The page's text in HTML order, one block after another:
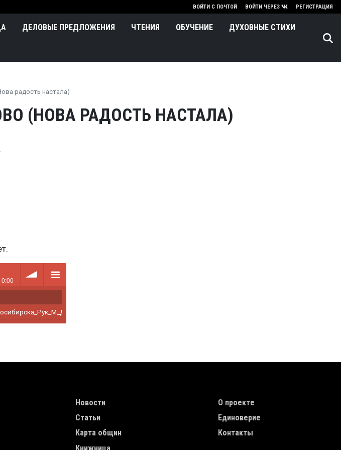
ВОЙТИ С ПОЧТОЙ ВОЙТИ ЧЕРЕЗ РЕГИСТРАЦИЯ
ДЕЛОВЫЕ ПРЕДЛОЖЕНИЯ ЧТЕНИЯ ОБУЧЕНИЕ ДУХОВНЫЕ СТИХИ
радость настала)
(НОВА РАДОСТЬ НАСТАЛА)
0:00
volumemenu
MAIN NAVIGATION
Новости
Статьи
Карта общин
Книжница
TOP MENU
О проекте
Единоверие
Контакты